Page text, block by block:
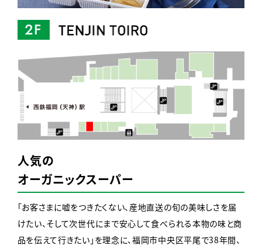
2F
人気の
オーガニックスーパー
「お客さまに嘘をつきたくない、産地直送の旬の美味しさを届
けたい、そして次世代にまで安心して食べられる本物の味と商
品を伝えて行きたい」を理念に、福岡市中央区平尾で38年間、